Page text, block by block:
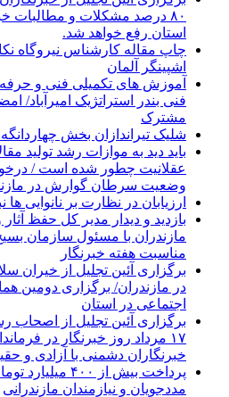
۸۰ درصد مشکلات و مطالبات
استان رفع خواهد شد.
چاپ مقاله کارشناس نيروگاه
اشپینگر آلمان
آموزش های تکمیلی فنی و
فنی بندر استراتژیک امیرآباد/
مشترک
شلیک تیراندازان بخش
باید دید به موازات رشد تولید
عقلانیت چطور شده است /
وضعیت سرطان گوارش در
ارزیابان در نظارت بر نانوایی
بازدید و دیدار مدیر کل حفظ
مازندران با مسئول سازمان
مناسبت هفته خبرنگار
برگزاری آئین تجلیل از خیران
در مازندران/ برگزاری دومین
اجتماعی در استان
برگزاری آئین تجلیل از اصحاب
۱۷ مرداد روز خبرنگار در
خبرنگاران دشمنی با آزادی و
پرداخت بیش از
مددجویان و نیازمندان مازندرانی